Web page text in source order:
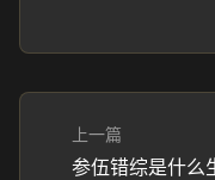
上一篇
参伍错综是什么